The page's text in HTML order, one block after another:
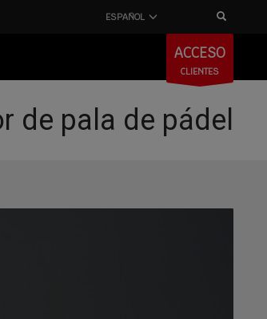
ESPAÑOL
ACCESO
CLIENTES
de pala de pádel